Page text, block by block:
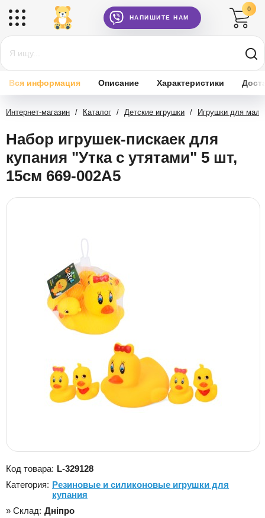
НАПИШИТЕ НАМ
0
Вся информация Описание Характеристики
Интернет-магазин / Каталог / Детские игрушки / Игрушки для
Набор игрушек-пискаек для
купания "Утка с утятами" 5 шт,
15см 669-002A5
Код товара: L-329128
Категория: Резиновые и силиконовые игрушки для
купания
» Склад: Дніпро